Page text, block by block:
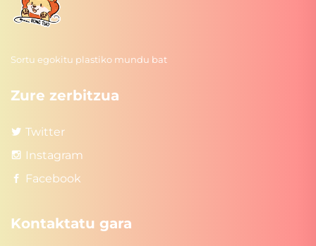
Sortu egokitu plastiko mundu bat
Zure zerbitzua
Twitter
Instagram
Facebook
Kontaktatu gara